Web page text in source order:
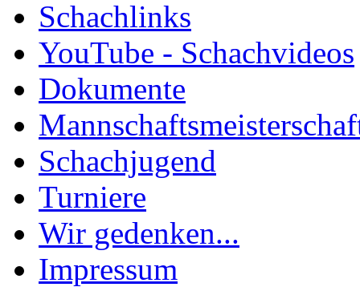
Schachlinks
YouTube - Schachvideos
Dokumente
Schachjugend
Turniere
Wir gedenken...
Impressum